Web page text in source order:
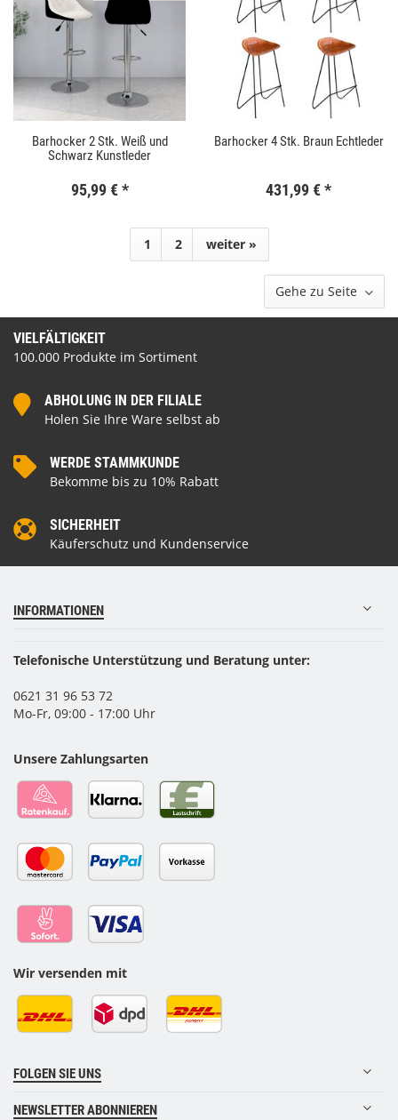
Barhocker 2 Stk. Weiß und
Schwarz Kunstleder
95,99 € *
Barhocker 4 Stk. Braun Echtleder
431,99 €*
1 2 weiter »
Gehe zu Seite
VIELFÄLTIGKEIT
100.000 Produkte im Sortiment
ABHOLUNG IN DER FILIALE
Holen Sie Ihre Ware selbst ab
WERDE STAMMKUNDE
Bekomme bis zu 10% Rabatt
SICHERHEIT
Käuferschutz und Kundenservice
INFORMATIONEN
Telefonische Unterstützung und Beratung unter:
0621 31 96 53 72
Mo-Fr, 09:00 - 17:00 Uhr
Unsere Zahlungsarten
Wir versenden mit
FOLGEN SIE UNS
NEWSLETTER ABONNIEREN